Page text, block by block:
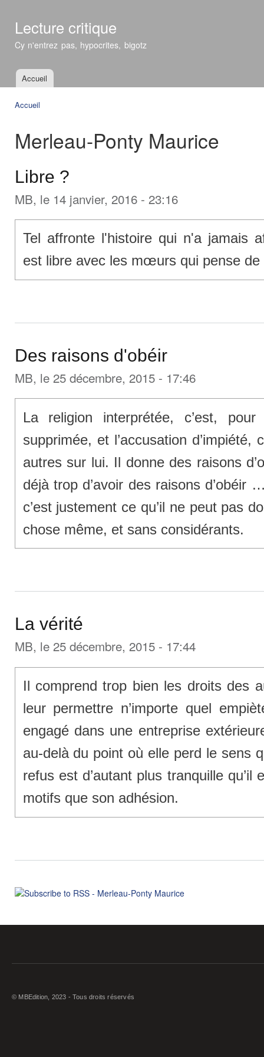
Lecture critique
Cy n'entrez pas, hypocrites, bigotz
Menu principal
Accueil
Accueil
Merleau-Ponty Maurice
Libre ?
MB, le 14 janvier, 2016 - 23:16
Tel affronte l'histoire qui n'a jamais
est libre avec les mœurs qui pense de
Des raisons d'obéir
MB, le 25 décembre, 2015 - 17:46
La religion interprétée, c’est,
supprimée, et l’accusation d’impiété,
autres sur lui. Il donne des raisons
déjà trop d’avoir des raisons d’obéir
c’est justement ce qu’il ne peut pas
chose même, et sans considérants.
La vérité
MB, le 25 décembre, 2015 - 17:44
Il comprend trop bien les droits des
leur permettre n’importe quel
engagé dans une entreprise
au-delà du point où elle perd le sens
refus est d’autant plus tranquille
motifs que son adhésion.
© MBEdition, 2023 - Tous droits réservés